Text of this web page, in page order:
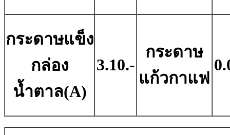
กระดาษแข็ง
กล่อง
น้ำตาล(A)
3.10.-
กระดาษ
แก้วกาแฟ